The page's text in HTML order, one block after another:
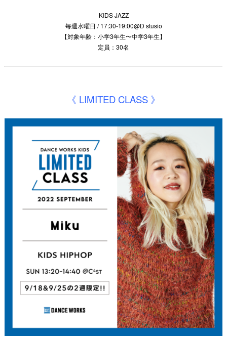
KIDS JAZZ
毎週水曜日 / 17:30-19:00@D stusio
【対象年齢：小学3年生〜中学3年生】
定員：30名
《 LIMITED CLASS 》